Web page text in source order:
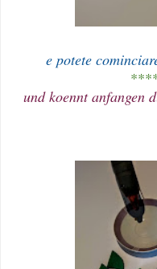
e potete
und koennt anfangen